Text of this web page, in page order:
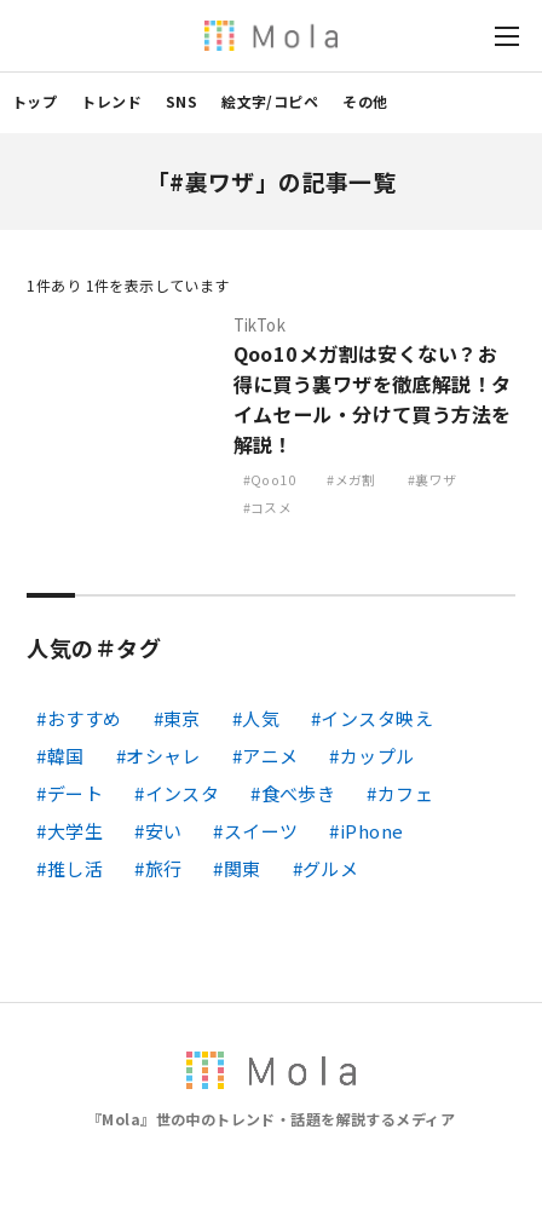
トップ トレンド SNS 絵文字/コピペ その他
「#裏ワザ」の記事一覧
1 件あり 1件を表示しています
TikTok
Qoo10メガ割は安くない？お
得に買う裏ワザを徹底解説！タ
イムセール・分けて買う方法を
解説！
Qoo10 メガ割
裏ワザ
コスメ
人気の＃タグ
おすすめ 東京 人気
インスタ映え
韓国
オシャレ アニメ
カップル
デート
インスタ 食べ歩き
カフェ
大学生
安い スイーツ
iPhone
推し活
旅行 関東 グルメ
『Mola』世の中のトレンド・話題を解説するメディア